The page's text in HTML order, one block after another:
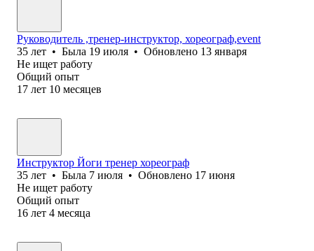
Руководитель ,тренер-инструктор, хореограф,event
35 лет • Была 19 июля • Обновлено 13 января
Не ищет работу
Общий опыт
17 лет 10 месяцев
Инструктор Йоги тренер хореограф
35 лет • Была 7 июля • Обновлено 17 июня
Не ищет работу
Общий опыт
16 лет 4 месяца